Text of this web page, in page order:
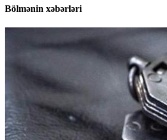
Bölmənin xəbərləri